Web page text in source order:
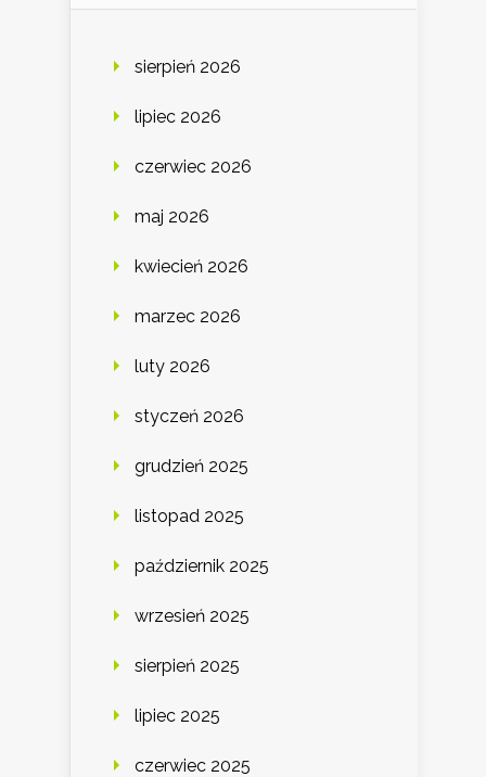
sierpień 2026
lipiec 2026
czerwiec 2026
maj 2026
kwiecień 2026
marzec 2026
luty 2026
styczeń 2026
grudzień 2025
listopad 2025
październik 2025
wrzesień 2025
sierpień 2025
lipiec 2025
czerwiec 2025